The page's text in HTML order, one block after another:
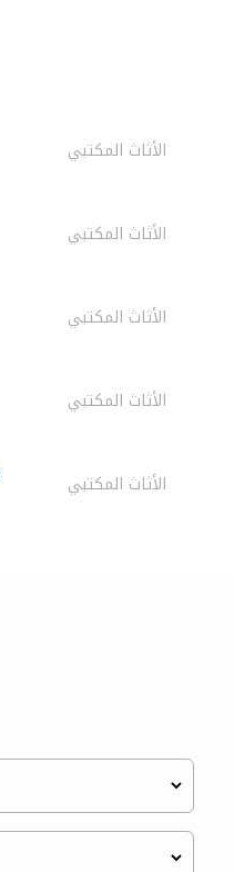
الأثاث المكتبي
الأثاث المكتبي
الأثاث المكتبي
الأثاث المكتبي
الأثاث المكتبي